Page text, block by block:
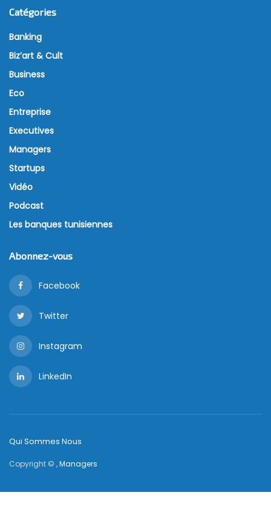
Catégories
Banking
Biz’art & Cult
Business
Eco
Entreprise
Executives
Managers
Startups
Vidéo
Podcast
Les banques tunisiennes
Abonnez-vous
Facebook
Twitter
Instagram
LinkedIn
Qui Sommes Nous
Copyright © ,Managers